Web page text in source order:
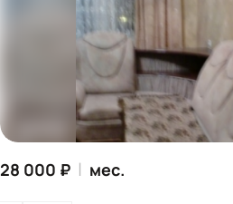
Посмотреть все
фото
28 000 ₽ | мес.